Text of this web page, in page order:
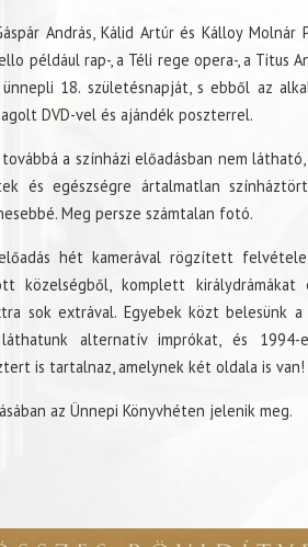
András, Kálid Artúr és Kálloy Molnár
például rap-, a Téli rege opera-, a Titus
18. születésnapját, s ebből az
DVD-vel és ajándék poszterrel.
a színházi előadásban nem
és egészségre ártalmatlan
Meg persze számtalan fotó.
hét kamerával rögzített
közelségből, komplett királydrámákat
sok extrával. Egyebek közt belesünk a
alternatív imprókat, és 1994-
is tartalnaz, amelynek két oldala is van!
az Ünnepi Könyvhéten jelenik meg.